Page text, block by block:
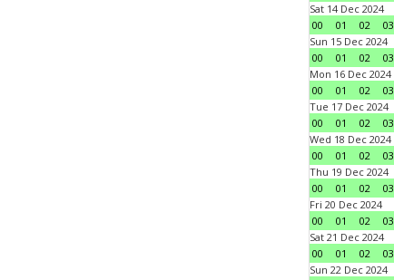
Sat 14 Dec 2024
00
01 02 03
Sun 15 Dec 2024
00
01 02 03
Mon 16 Dec 2024
00
01 02 03
Tue 17 Dec 2024
00
01 02 03
Wed 18 Dec 2024
00
01 02 03
Thu 19 Dec 2024
00
01 02 03
Fri 20 Dec 2024
00
01 02 03
Sat 21 Dec 2024
00
01 02 03
Sun 22 Dec 2024